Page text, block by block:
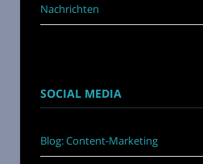
Nachrichten
SOCIAL MEDIA
Blog: Content-Marketing